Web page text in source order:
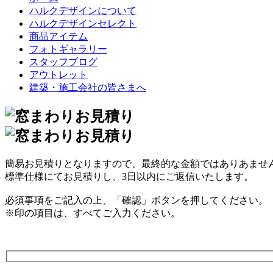
ハルクデザインについて
ハルクデザインセレクト
商品アイテム
フォトギャラリー
スタッフブログ
アウトレット
建築・施工会社の皆さまへ
簡易お見積りとなりますので、最終的な金額ではありあませ
標準仕様にてお見積りし、3日以内にご返信いたします。
必須事項をご記入の上、「確認」ボタンを押してください。
※印の項目は、すべてご入力ください。